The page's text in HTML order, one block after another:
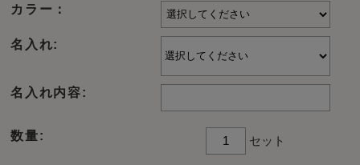
カラー：
名入れ:
名入れ内容:
数量: セット